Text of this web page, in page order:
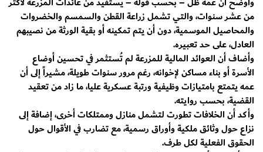
من عشر سنوات، والتي تشمل زراعة القطن والسمسم والخضروات
والمحاصيل الموسمية، دون أن يتم تمكينه أو بقية الورثة من نصيبهم
العادل، على حد تعبيره.
وأضاف أن العوائد المالية للمزرعة لم تُستثمر في تحسين أوضاع
الأسرة أو بناء مساكن لإخوانه، رغم مرور سنوات طويلة، مشيراً إلى أن
عمه يتمتع بامتيازات وظيفية ورتبة عسكرية عليا، ما زاد من تعقيد
القضية، بحسب روايته.
وأكد أن الخلافات تطورت لتشمل منازل وممتلكات أخرى، إضافة إلى
نزاع حول وثائق ملكية وأوراق رسمية، مع تضارب في الأقوال حول
الحقوق الفعلية لكل طرف.